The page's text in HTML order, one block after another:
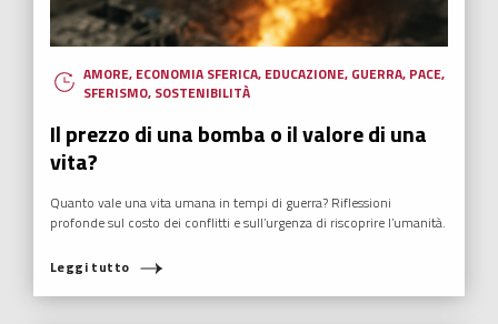
AMORE, ECONOMIA SFERICA, EDUCAZIONE, GUERRA, PACE,
SFERISMO, SOSTENIBILITÀ
Il prezzo di una bomba o il valore di una
vita?
Quanto vale una vita umana in tempi di guerra? Riflessioni
profonde sul costo dei conflitti e sull’urgenza di riscoprire l’umanità.
Leggi tutto